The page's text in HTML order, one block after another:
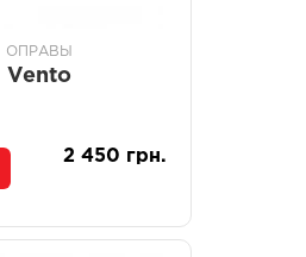
ОПРАВЫ
Vento
2 450 грн.